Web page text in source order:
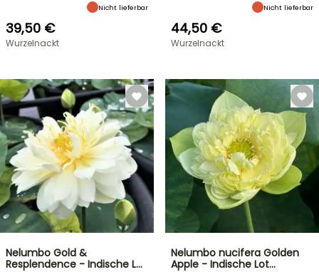
Nicht lieferbar
39,50 €
Wurzelnackt
Nicht lieferbar
44,50 €
Wurzelnackt
Nelumbo Gold &
Resplendence - Indische L…
Nelumbo nucifera Golden
Apple - Indische Lot…